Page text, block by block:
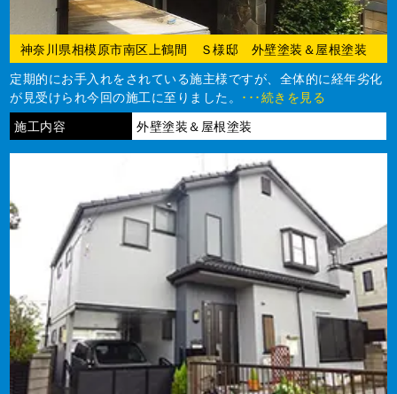
神奈川県相模原市南区上鶴間 Ｓ様邸 外壁塗装＆屋根塗装
定期的にお手入れをされている施主様ですが、全体的に経年劣化
が見受けられ今回の施工に至りました。 ･･･続きを見る
施工内容
外壁塗装＆屋根塗装